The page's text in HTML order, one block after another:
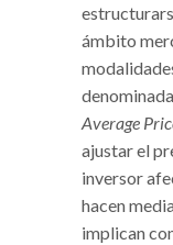
ámbito
Average
ajustar el
inversor
hacen
implican